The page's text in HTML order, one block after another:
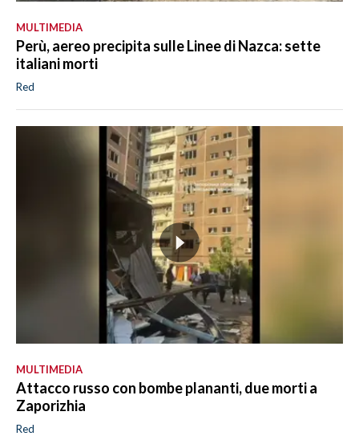
MULTIMEDIA
Perù, aereo precipita sulle Linee di Nazca: sette
italiani morti
Red
MULTIMEDIA
Attacco russo con bombe plananti, due morti a
Zaporizhia
Red